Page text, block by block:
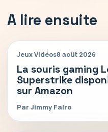
A lire ensuite
Jeux Vidéos8 août 2026
La souris gaming
Superstrike
sur Amazon
Par Jimmy Falro